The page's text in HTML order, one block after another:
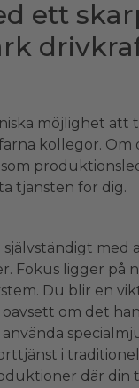
ett
möjlighet att
kollegor.
tjänsten för dig.
med
Fokus ligger på
Du blir en
om det
i
där din